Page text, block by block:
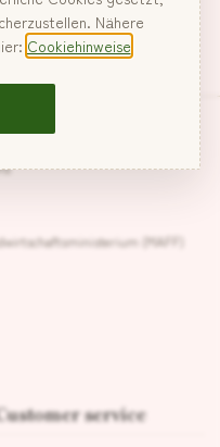
(MAFF)
service
Nähere
Cookiehinweise